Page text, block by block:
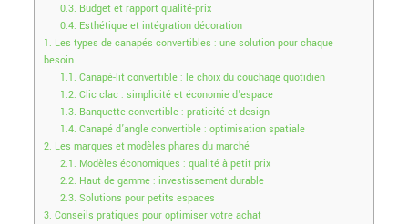
0.3. Budget et rapport qualité-prix
0.4. Esthétique et intégration décoration
1. Les types de canapés convertibles : une solution pour chaque
besoin
1.1. Canapé-lit convertible : le choix du couchage quotidien
1.2. Clic clac : simplicité et économie d’espace
1.3. Banquette convertible : praticité et design
1.4. Canapé d’angle convertible : optimisation spatiale
2. Les marques et modèles phares du marché
2.1. Modèles économiques : qualité à petit prix
2.2. Haut de gamme : investissement durable
2.3. Solutions pour petits espaces
3. Conseils pratiques pour optimiser votre achat